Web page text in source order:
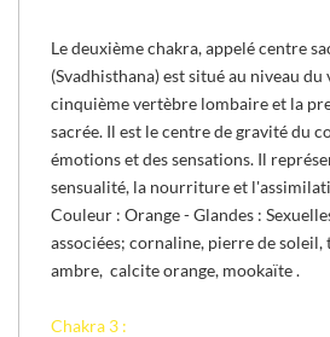
Le deuxième chakra, appelé centre
(Svadhisthana) est situé au niveau
cinquième vertèbre lombaire et la
sacrée. Il est le centre de gravité du
émotions et des sensations. Il
sensualité, la nourriture et
Couleur : Orange - Glandes :
associées; cornaline, pierre de soleil,
ambre, calcite orange, mookaïte .
Chakra 3 :